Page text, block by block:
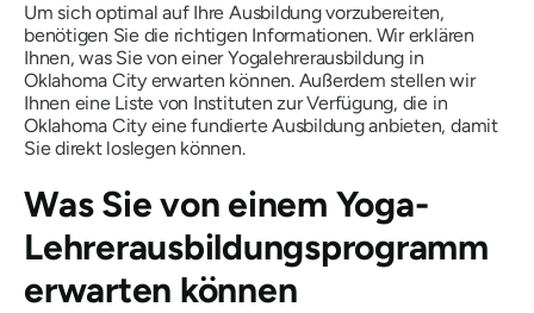
Um sich optimal auf Ihre Ausbildung vorzubereiten,
benötigen Sie die richtigen Informationen. Wir erklären
Ihnen, was Sie von einer Yogalehrerausbildung in
Oklahoma City erwarten können. Außerdem stellen wir
Ihnen eine Liste von Instituten zur Verfügung, die in
Oklahoma City eine fundierte Ausbildung anbieten, damit
Sie direkt loslegen können.
Was Sie von einem Yoga-
Lehrerausbildungsprogramm
erwarten können